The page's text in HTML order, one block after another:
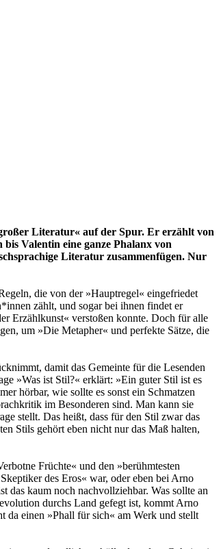
Literatur« auf der Spur. Er erzählt von
Valentin eine ganze Phalanx von
Literatur zusammenfügen. Nur
die von der »Hauptregel« eingefriedet
zählt, und sogar bei ihnen findet er
Erzählkunst« verstoßen konnte. Doch für alle
um »Die Metapher« und perfekte Sätze, die
damit das Gemeinte für die Lesenden
»Was ist Stil?« erklärt: »Ein guter Stil ist es
hörbar, wie sollte es sonst ein Schmatzen
im Besonderen sind. Man kann sie
stellt. Das heißt, dass für den Stil zwar das
Stils gehört eben nicht nur das Maß halten,
Früchte« und den »berühmtesten
des Eros« war, oder eben bei Arno
das kaum noch nachvollziehbar. Was sollte an
durchs Land gefegt ist, kommt Arno
da einen »Phall für sich« am Werk und stellt